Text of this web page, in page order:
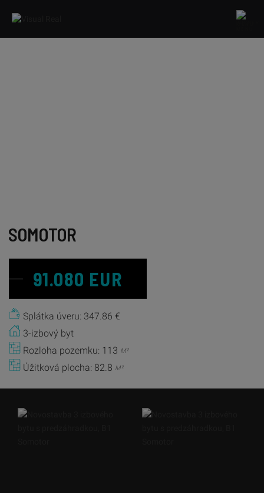
SOMOTOR
91.080 EUR
Splátka úveru: 347.86 €
3-izbový byt
Rozloha pozemku: 113 M²
Úžitková plocha: 82.8 M²